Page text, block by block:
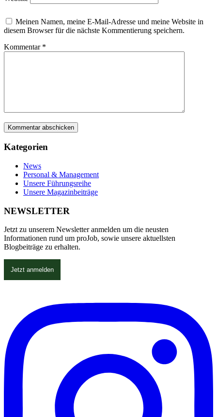
Meinen Namen, meine E-Mail-Adresse und meine Website in
diesem Browser für die nächste Kommentierung speichern.
Kommentar *
Kategorien
News
Personal & Management
Unsere Führungsreihe
Unsere Magazinbeiträge
NEWSLETTER
Jetzt zu unserem Newsletter anmelden um die neusten
Informationen rund um proJob, sowie unsere aktuellsten
Blogbeiträge zu erhalten.
Jetzt anmelden